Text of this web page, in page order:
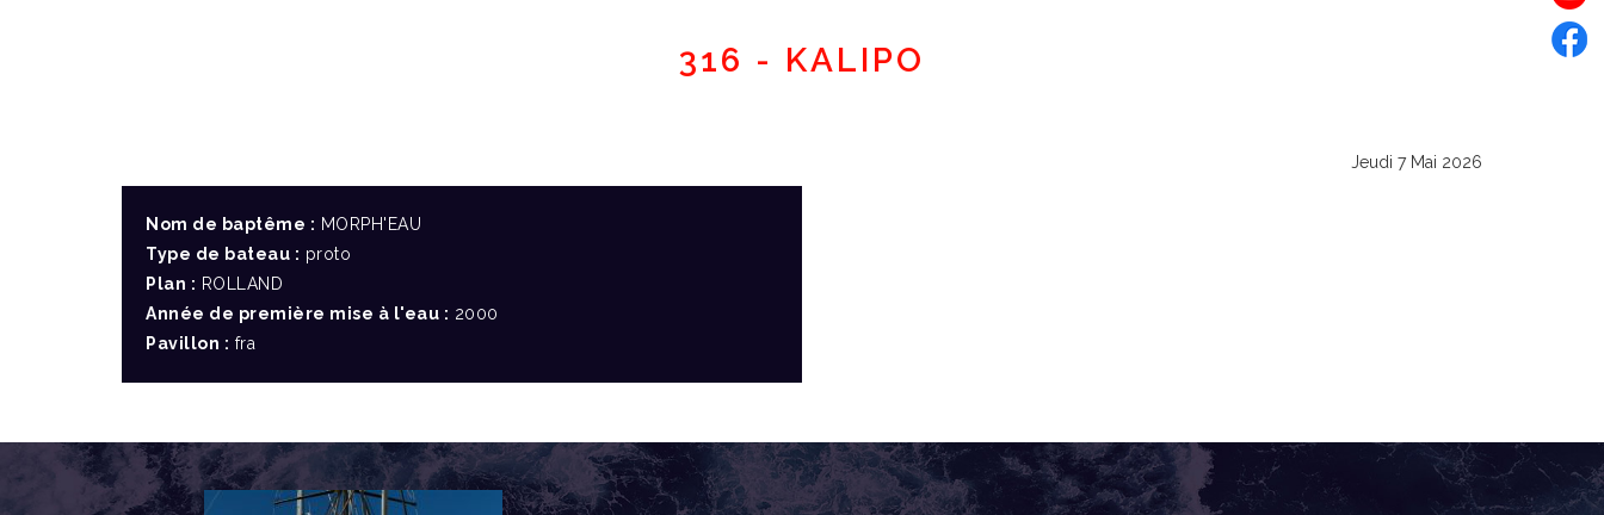
316 - KALIPO
Jeudi 7 Mai 2026
Nom de baptême : MORPH'EAU
Type de bateau : proto
Plan : ROLLAND
Année de première mise à l'eau : 2000
Pavillon : fra